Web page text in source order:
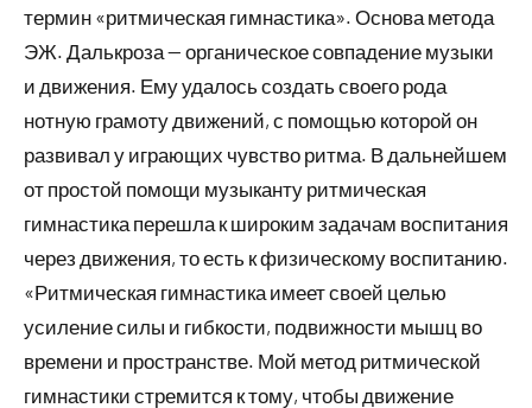
термин «ритмическая гимнастика». Основа метода
ЭЖ. Далькроза — органическое совпадение музыки
и движения. Ему удалось создать своего рода
нотную грамоту движений, с помощью которой он
развивал у играющих чувство ритма. В дальнейшем
от простой помощи музыканту ритмическая
гимнастика перешла к широким задачам воспитания
через движения, то есть к физическому воспитанию.
«Ритмическая гимнастика имеет своей целью
усиление силы и гибкости, подвижности мышц во
времени и пространстве. Мой метод ритмической
гимнастики стремится к тому, чтобы движение